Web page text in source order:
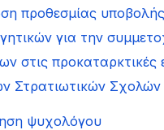
προθεσμίας υποβολής
για την
στις προκαταρκτικές
Στρατιωτικών Σχολών
ψυχολόγου